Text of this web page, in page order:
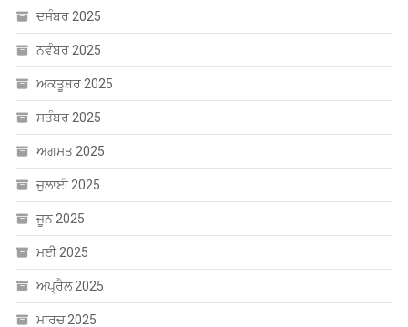
ਸਤੰਬਰ 2025
ਅਗਸਤ 2025
ਜੁਲਾਈ 2025
ਜੂਨ 2025
ਮਈ 2025
ਅਪ੍ਰੈਲ 2025
ਮਾਰਚ 2025
ਫਰਵਰੀ 2025
ਜਨਵਰੀ 2025
ਦਸੰਬਰ 2024